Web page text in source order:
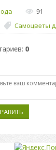
91
Самоцветы
: 0